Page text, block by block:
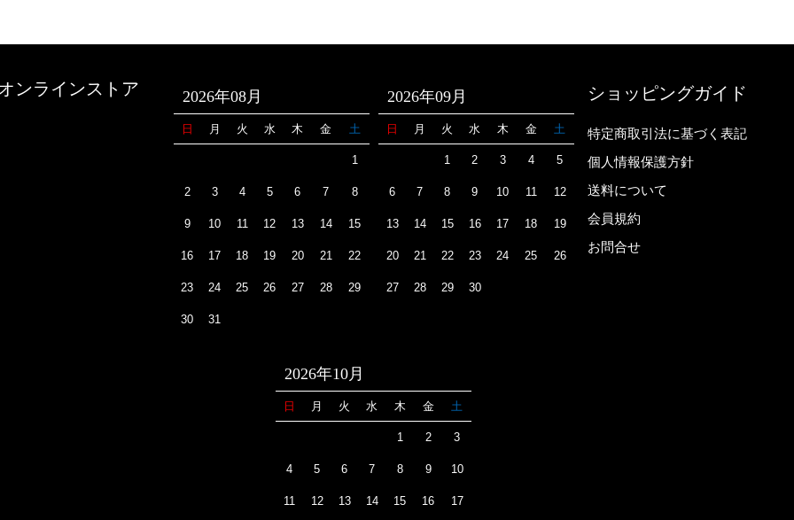
ンラインストア 2026年08月
日 月 火 水 木 金 土
1
2 3 4 5 6 7 8
9 10 11 12 13 14 15
16 17 18 19 20 21 22
23 24 25 26 27 28 29
30 31
2026年09月
日 月 火 水 木 金 土
1 2 3 4 5
6 7 8 9 10 11 12
13 14 15 16 17 18 19
20 21 22 23 24 25 26
27 28 29 30
2026年10月
日 月 火 水 木 金 土
1 2 3
4 5 6 7 8 9 10
11 12 13 14 15 16 17
ショッピングガイド
特定商取引法に基づく表記
個人情報保護方針
送料について
会員規約
お問合せ